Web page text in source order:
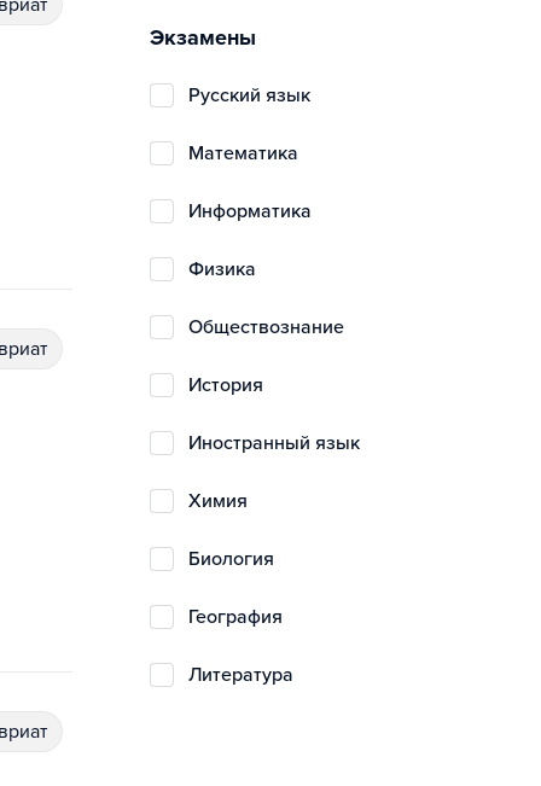
Экзамены
русский язык
математика
информатика
физика
обществознание
история
иностранный язык
химия
биология
география
литература